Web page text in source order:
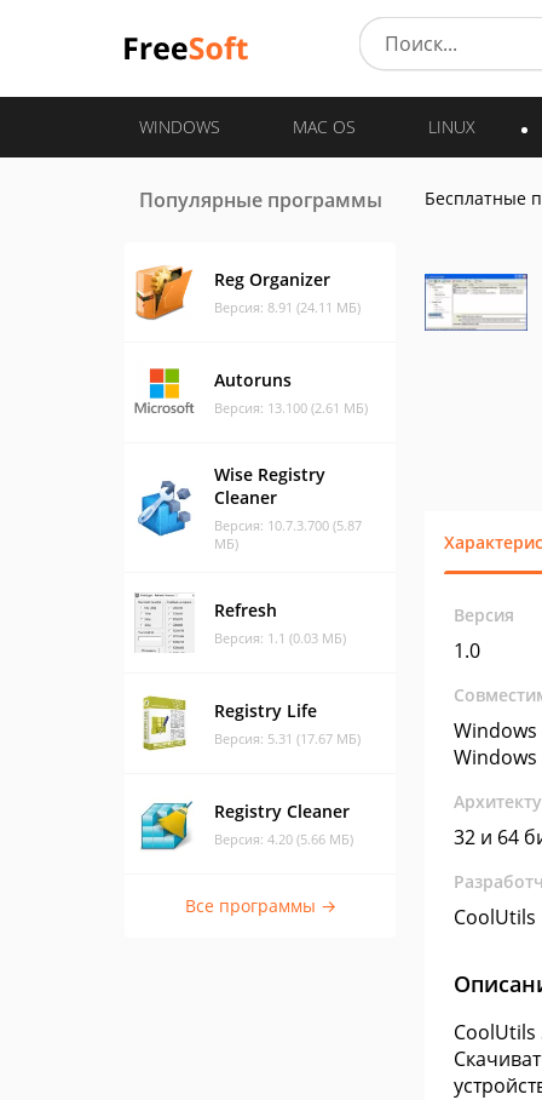
WINDOWS MAC OS LINUX
Популярные программы
Reg Organizer
Версия: 8.91 (24.11 МБ)
Autoruns
Версия: 13.100 (2.61 МБ)
Wise Registry
Cleaner
Версия: 10.7.3.700 (5.87
МБ)
Refresh
Версия: 1.1 (0.03 МБ)
Registry Life
Версия: 5.31 (17.67 МБ)
Registry Cleaner
Версия: 4.20 (5.66 МБ)
Все программы →
Бесплатные
Версия
1.0
Windows
Windows
32 и 64
CoolUtils